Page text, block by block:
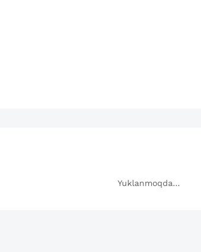
Yuklanmoqda...